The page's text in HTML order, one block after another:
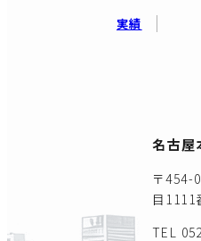
実績
名古屋
〒454-
目1111
TEL